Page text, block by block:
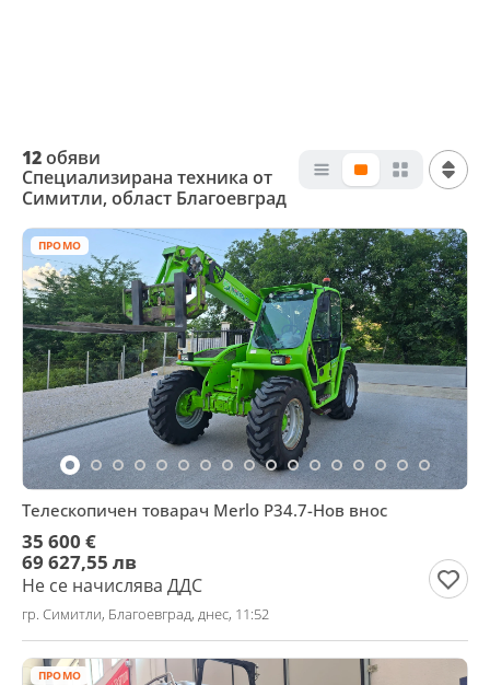
12обяви
Специализирана техника от
Симитли, област Благоевград
ПРОМО
Телескопичен товарач Merlo P34.7-Нов внос
35 600 €
69 627,55 лв
Не се начислява ДДС
гр. Симитли, Благоевград, днес, 11:52
ПРОМО